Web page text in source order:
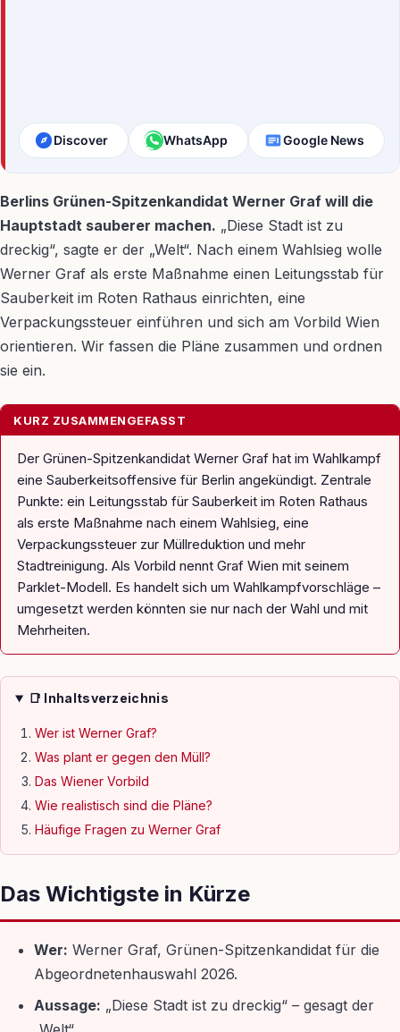
Discover WhatsApp Google News
Berlins Grünen-Spitzenkandidat Werner Graf will die
Hauptstadt sauberer machen. „Diese Stadt ist zu
dreckig“, sagte er der „Welt“. Nach einem Wahlsieg wolle
Werner Graf als erste Maßnahme einen Leitungsstab für
Sauberkeit im Roten Rathaus einrichten, eine
Verpackungssteuer einführen und sich am Vorbild Wien
orientieren. Wir fassen die Pläne zusammen und ordnen
sie ein.
KURZ ZUSAMMENGEFASST
Der Grünen-Spitzenkandidat Werner Graf hat im Wahlkampf
eine Sauberkeitsoffensive für Berlin angekündigt. Zentrale
Punkte: ein Leitungsstab für Sauberkeit im Roten Rathaus
als erste Maßnahme nach einem Wahlsieg, eine
Verpackungssteuer zur Müllreduktion und mehr
Stadtreinigung. Als Vorbild nennt Graf Wien mit seinem
Parklet-Modell. Es handelt sich um Wahlkampfvorschläge –
umgesetzt werden könnten sie nur nach der Wahl und mit
Mehrheiten.
📑 Inhaltsverzeichnis
Wer ist Werner Graf?
Was plant er gegen den Müll?
Das Wiener Vorbild
Wie realistisch sind die Pläne?
Häufige Fragen zu Werner Graf
Das Wichtigste in Kürze
Wer: Werner Graf, Grünen-Spitzenkandidat für die
Abgeordnetenhauswahl 2026.
Aussage: „Diese Stadt ist zu dreckig“ – gesagt der